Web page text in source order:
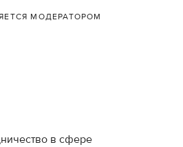
МОДЕРАТОРОМ
в сфере